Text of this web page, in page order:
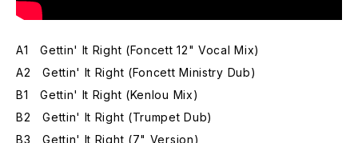
A1 Gettin' It Right (Foncett 12" Vocal Mix)
A2 Gettin' It Right (Foncett Ministry Dub)
B1 Gettin' It Right (Kenlou Mix)
B2 Gettin' It Right (Trumpet Dub)
B3 Gettin' It Right (7" Version)